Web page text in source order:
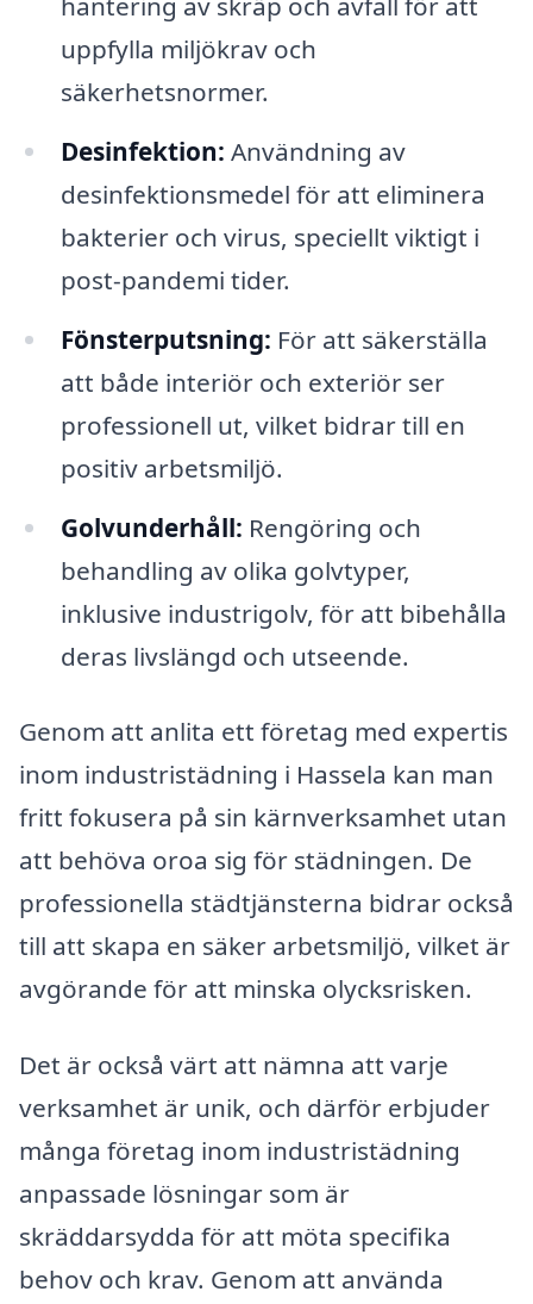
uppfylla miljökrav och
säkerhetsnormer.
Desinfektion: Användning av
desinfektionsmedel för att eliminera
bakterier och virus, speciellt viktigt i
post-pandemi tider.
Fönsterputsning: För att säkerställa
att både interiör och exteriör ser
professionell ut, vilket bidrar till en
positiv arbetsmiljö.
Golvunderhåll: Rengöring och
behandling av olika golvtyper,
inklusive industrigolv, för att bibehålla
deras livslängd och utseende.
Genom att anlita ett företag med expertis
inom industristädning i Hassela kan man
fritt fokusera på sin kärnverksamhet utan
att behöva oroa sig för städningen. De
professionella städtjänsterna bidrar också
till att skapa en säker arbetsmiljö, vilket är
avgörande för att minska olycksrisken.
Det är också värt att nämna att varje
verksamhet är unik, och därför erbjuder
många företag inom industristädning
anpassade lösningar som är
skräddarsydda för att möta specifika
behov och krav. Genom att använda